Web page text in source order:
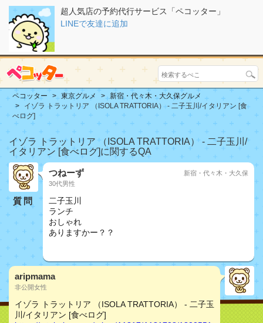
超人気店の予約代行サービス「ペコッター」
LINEで友達に追加
ペコッター 東京グルメ
新宿・代々木・大久保グルメ
イゾラ トラットリア （ISOLA TRATTORIA） - 二子玉川/イタリアン [食
べログ]
イゾラ トラットリア （ISOLA TRATTORIA） - 二子玉川/
イタリアン [食べログ]に関するQA
質問
つねーず
30代男性
新宿・代々木・大久保
二子玉川
ランチ
おしゃれ
ありますかー？？
aripmama
非公開女性
イゾラ トラットリア （ISOLA TRATTORIA） - 二子玉
川/イタリアン [食べログ]